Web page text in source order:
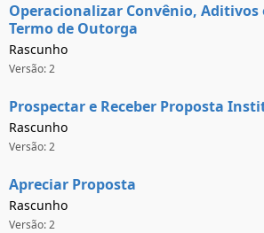
Operacionalizar Convênio, Aditivos
Termo de Outorga
Rascunho
Versão: 2
Prospectar e Receber Proposta
Rascunho
Versão: 2
Apreciar Proposta
Rascunho
Versão: 2